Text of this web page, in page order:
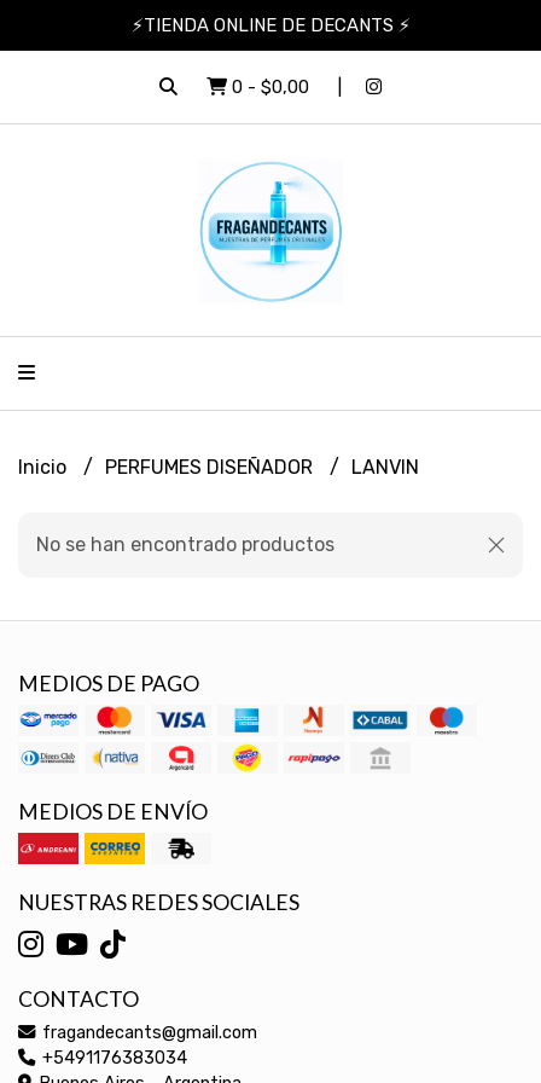
⚡TIENDA ONLINE DE DECANTS ⚡
0 - $0,00
Inicio PERFUMES DISEÑADOR LANVIN
No se han encontrado productos
MEDIOS DE PAGO
MEDIOS DE ENVÍO
NUESTRAS REDES SOCIALES
CONTACTO
fragandecants@gmail.com
+5491176383034